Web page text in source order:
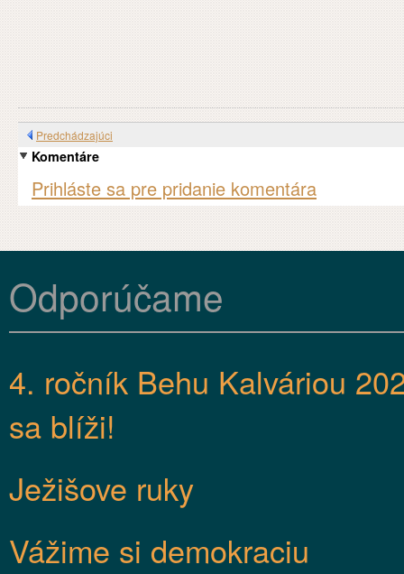
Predchádzajúci
Komentáre
Prihláste sa pre pridanie komentára
Odporúčame
4. ročník Behu Kalváriou
sa blíži!
Ježišove ruky
Vážime si demokraciu